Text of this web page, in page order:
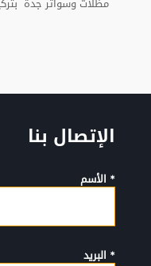
الإتصال بنا
* الأسم
* البريد